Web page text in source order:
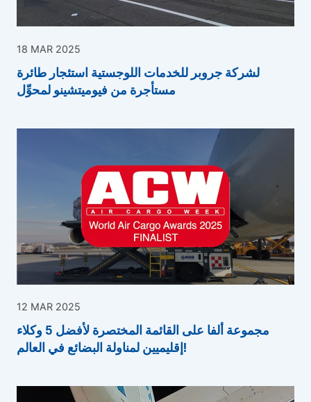
18 MAR 2025
لشركة جروبر للخدمات اللوجستية استئجار طائرة
مستأجرة من فيوميتشينو لمحوِّل
12 MAR 2025
مجموعة ألفا على القائمة المختصرة لأفضل 5 وكلاء
إقليميين لمناولة البضائع في العالم!